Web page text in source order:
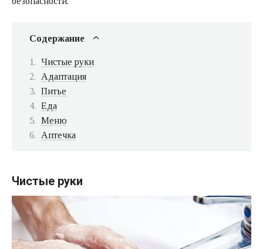
Содержание
Чистые руки
Адаптация
Питье
Еда
Меню
Аптечка
Чистые руки